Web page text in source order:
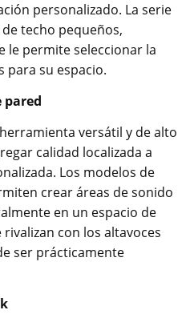
personalizado. La serie
techo pequeños,
le permite seleccionar la
para su espacio.
pared
versátil y de alto
calidad localizada a
Los modelos de
crear áreas de sonido
en un espacio de
con los altavoces
ser prácticamente